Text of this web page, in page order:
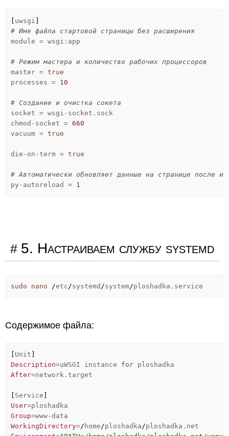
uwsgi
# Имя файла стартовой страницы без расширения
module = wsgi:app
# Режим мастера и количество рабочих процессоров
master = true
processes = 10
# Создание и очистка сокета
socket = wsgi-socket.sock
chmod-socket = 660
vacuum = true
die-on-term = true
# Автоматически обновляет данные на странице после
py-autoreload = 1
5. Настраиваем службу systemd
sudo nano /etc/systemd /system/ploshadka.service
Содержимое файла:
Unit
Description=uWSGI instance for ploshadka
After=network.target
Service
User=ploshadka
Group=www-data
WorkingDirectory=/ home/ploshadka/ploshadka.net